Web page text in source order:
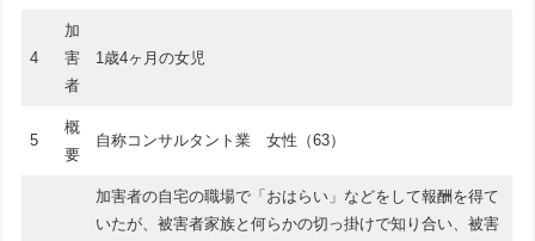
4
加
害
者
1歳4ヶ月の女児
5
概
要
自称コンサルタント業 女性（63）
加害者の自宅の職場で「おはらい」などをして報酬を得て
いたが、被害者家族と何らかの切っ掛けで知り合い、被害